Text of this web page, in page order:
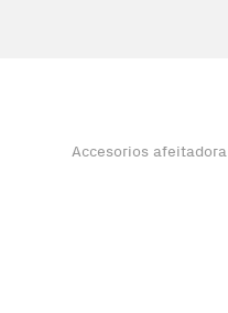
Accesorios afeitadora